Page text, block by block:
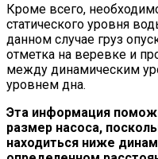
Кроме всего,
статического уровня
данном случае груз
отметка на веревке и
между динамическим
уровнем дна.
Эта информация
размер насоса,
находиться ниже